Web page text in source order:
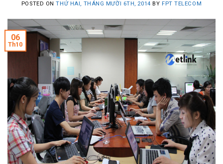
POSTED ONTHỨ HAI, THÁNG MƯỜI 6TH, 2014 BY FPT TELECOM
06
Th10